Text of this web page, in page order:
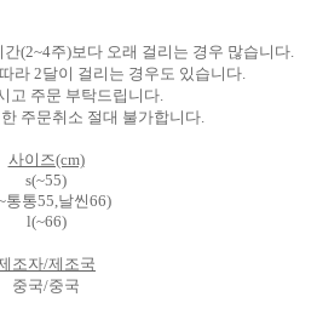
(2~4주)보다 오래 걸리는 경우 많습니다.
라 2달이 걸리는 경우도 있습니다.
고 주문 부탁드립니다.
주문취소 절대 불가합니다.
사이즈(cm)
s(~55)
통통55,날씬66)
l(~66)
조자/제조국
중국/중국